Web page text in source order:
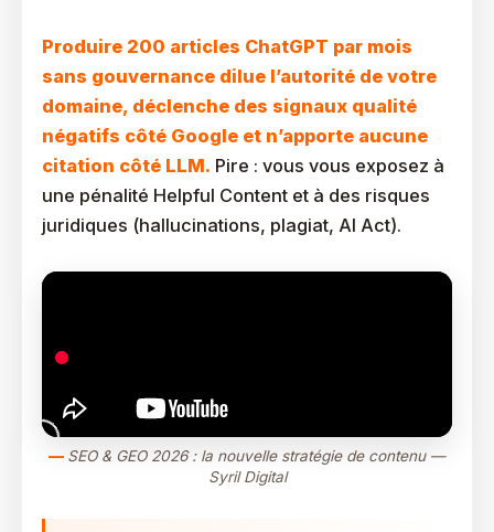
Produire 200 articles ChatGPT par mois
sans gouvernance dilue l’autorité de votre
domaine, déclenche des signaux qualité
négatifs côté Google et n’apporte aucune
citation côté LLM. Pire : vous vous exposez à
une pénalité Helpful Content et à des risques
juridiques (hallucinations, plagiat, AI Act).
SEO & GEO 2026 : la nouvelle stratégie de contenu —
Syril Digital